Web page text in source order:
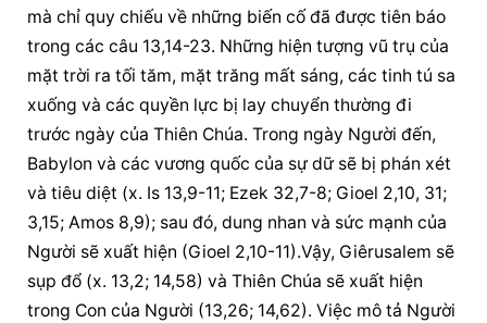
mà chỉ quy chiếu về những biến cố đã được tiên báo
trong các câu 13,14-23. Những hiện tượng vũ trụ của
mặt trời ra tối tăm, mặt trăng mất sáng, các tinh tú sa
xuống và các quyền lực bị lay chuyển thường đi
trước ngày của Thiên Chúa. Trong ngày Người đến,
Babylon và các vương quốc của sự dữ sẽ bị phán xét
và tiêu diệt (x. Is 13,9-11; Ezek 32,7-8; Gioel 2,10, 31;
3,15; Amos 8,9); sau đó, dung nhan và sức mạnh của
Người sẽ xuất hiện (Gioel 2,10-11).Vậy, Giêrusalem sẽ
sụp đổ (x. 13,2; 14,58) và Thiên Chúa sẽ xuất hiện
trong Con của Người (13,26; 14,62). Việc mô tả Người